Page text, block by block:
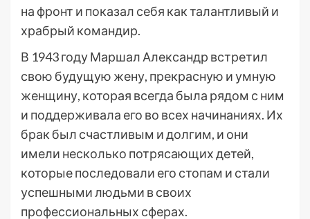
на фронт и показал себя как талантливый и
храбрый командир.
В 1943 году Маршал Александр встретил
свою будущую жену, прекрасную и умную
женщину, которая всегда была рядом с ним
и поддерживала его во всех начинаниях. Их
брак был счастливым и долгим, и они
имели несколько потрясающих детей,
которые последовали его стопам и стали
успешными людьми в своих
профессиональных сферах.